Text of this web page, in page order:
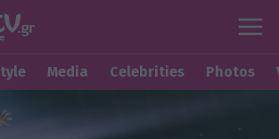
Media Celebrities Photos